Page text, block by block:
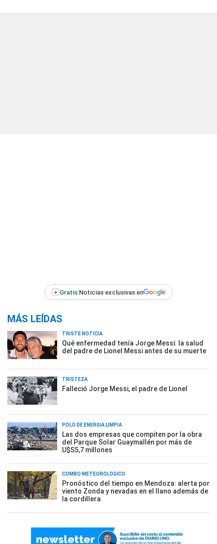
+ Gratis:Noticias exclusivas en
MÁS LEÍDAS
TRISTE NOTICIA
Qué enfermedad tenía Jorge Messi: la salud
del padre de Lionel Messi antes de su muerte
TRISTEZA
Falleció Jorge Messi, el padre de Lionel
POLO DE ENERGÍA LIMPIA
Las dos empresas que compiten por la obra
del Parque Solar Guaymallén por más de
U$S5,7 millones
COMBO METEOROLÓGICO
Pronóstico del tiempo en Mendoza: alerta por
viento Zonda y nevadas en el llano además de
la cordillera